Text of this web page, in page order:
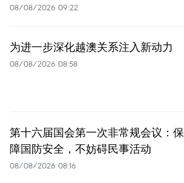
08/08/2026 09:22
为进一步深化越澳关系注入新动力
08/08/2026 08:58
第十六届国会第一次非常规会议：保
障国防安全，不妨碍民事活动
08/08/2026 08:16